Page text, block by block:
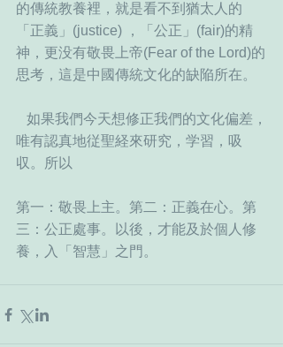
的傳統教養裡，就是看不到猶太人的
「正義」(justice) ，「公正」(fair)的精
神，更没有敬畏上帝(Fear of the Lord)的
思考，這是中國傳統文化的缺陥所在。
唯有認真地従聖経來研究，学習，吸
収。所以
第一：敬畏上主。第二：正義在心。第
三：公正處事。以後，才能及於個人修
養，入「智慧」之門。